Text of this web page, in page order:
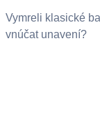
Vymreli klasické
vnúčat unavení?